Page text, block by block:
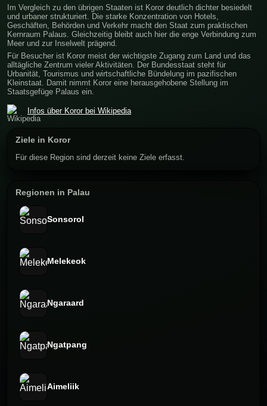
Im Vergleich zu den übrigen Staaten ist Koror deutlich dichter besiedelt
und urbaner strukturiert. Die starke Konzentration von Hotels,
Geschäften, Behörden und Verkehr macht den Staat zum praktischen
Kernraum Palaus. Gleichzeitig bleibt auch hier die enge Verbindung zum
Meer und zur Inselwelt prägend.
Für Besucher ist Koror meist der wichtigste Zugang zum Land und das
alltägliche Zentrum vieler Aktivitäten. Der Bundesstaat steht für
Urbanität, Tourismus und wirtschaftliche Bündelung im pazifischen
Kleinstaat. Damit nimmt Koror eine herausgehobene Stellung im
Staatsgefüge Palaus ein.
Infos über Koror bei Wikipedia
Ziele in Koror
Für diese Region sind derzeit keine Ziele erfasst.
Regionen in Palau
Sonsorol
Melekeok
Ngaraard
Ngatpang
Aimeliik